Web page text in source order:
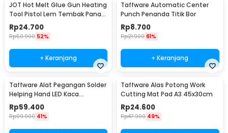
JOT Hot Melt Glue Gun Heating
Tool Pistol Lem Tembak Panas
20W - QT-302
Rp24.700
Rp50.900 52%
+ Keranjang
Taffware Automatic Center
Punch Penanda Titik Bor
Rp8.700
Rp21.900 61%
+ Keranjang
Taffware Alat Pegangan Solder
Helping Hand LED Kaca
Pembesar 3.5X - TE-801
Rp59.400
Rp99.900 41%
Taffware Alas Potong Work
Cutting Mat Pad A3 45x30cm
Rp24.600
Rp47.900 49%